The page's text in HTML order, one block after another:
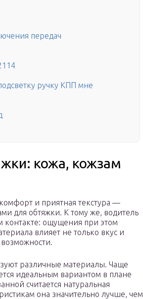
передач
ручку КПП мне
кожа, кожзам
и приятная текстура —
для обтяжки. К тому же, водитель
контакте: ощущения при этом
влияет не только вкус и
различные материалы. Чаще
идеальным вариантом в плане
считается натуральная
она значительно лучше, чем